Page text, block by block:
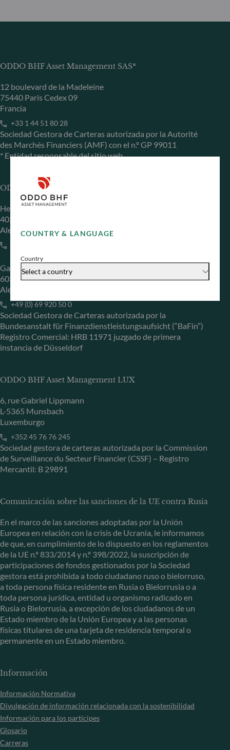
COUNTRY & LANGUAGE
Country
Select a country
ODDO BHF Asset Management SAS*
12 boulevard de la Madeleine
75440 Paris Cedex 09
Francia
+33 1 44 51 80 28
Sociedad Gestora de Carteras autorizada por la Autorité
des Marchés Financiers (AMF) con el n.º GP 99011
* Entidad responsable del sitio web
ODDO BHF Asset Management GmbH
Herzogstraße 15
40217 Düsseldorf
Alemania
Gallusanlage 8
60329 Frankfurt am Main
Alemania
+49 (0) 69 920 50 0
Sociedad Gestora de Carteras autorizada por la
Bundesanstalt für Finanzdienstleistungsaufsicht (“BaFin”)
Registro Comercial: HRB 11971 juzgado de primera
instancia de Düsseldorf
ODDO BHF Asset Management LUX
6, rue Gabriel Lippmann
L-5365 Munsbach
Luxemburgo
+352 45 76 76 245
Sociedad gestora de carteras autorizada por la Commission
de Surveillance du Secteur Financier (CSSF) – Registro
Mercantil: B 29891
Comunicación sobre las sanciones de la UE contra Rusia
En el marco de las sanciones adoptadas por la Unión
Europea en relación con la crisis de Ucrania, le informamos
de que, en cumplimiento de lo dispuesto en los reglamentos
de la UE n.º 833/2014 y n.º 398/2022, la suscripción de
participaciones de fondos gestionados por la Sociedad
gestora está prohibida a todo ciudadano ruso o bielorruso,
a toda persona física residente en Rusia o Bielorrusia o a
toda persona jurídica, entidad u organismo radicado en
Rusia o Bielorrusia, a excepción de los ciudadanos de un
Estado miembro de la Unión Europea y a las personas
físicas titulares de una tarjeta de residencia temporal o
permanente en un Estado miembro.
Información
Información Normativa
Divulgación de información relacionada con la sostenibilidad
Información para los partícipes
Glosario
Carreras